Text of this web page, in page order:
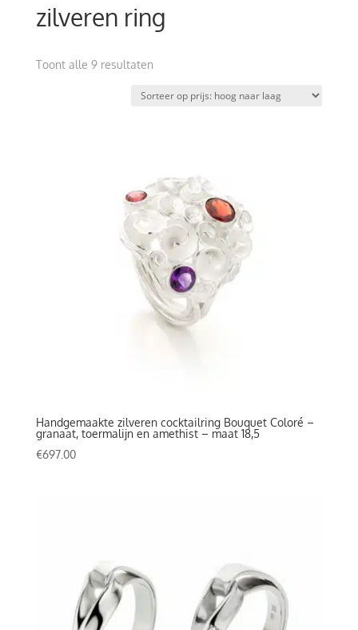
zilveren ring
Toont alle 9 resultatenGesorteerd
prijs:
Handgemaakte zilveren cocktailring Bouquet Coloré –
granaat, toermalijn en amethist – maat 18,5
€697.00